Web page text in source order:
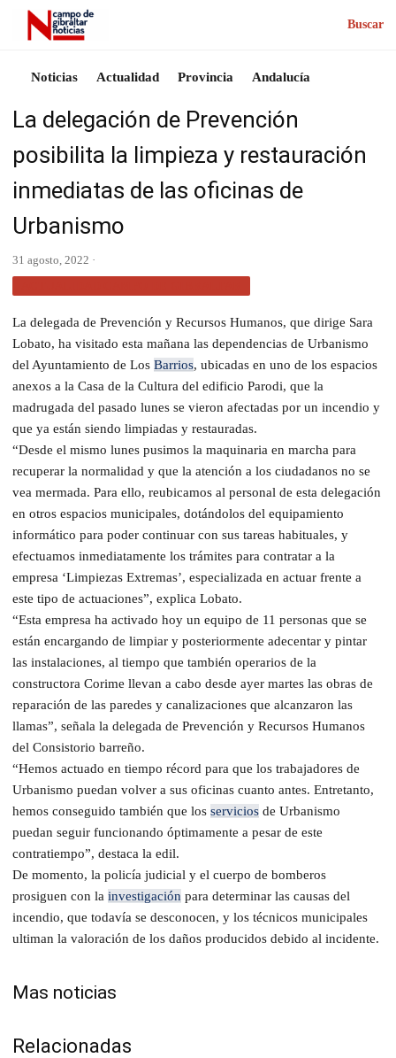
Buscar
Noticias Actualidad Provincia Andalucía
La delegación de Prevención
posibilita la limpieza y restauración
inmediatas de las oficinas de
Urbanismo
31 agosto, 2022 ·
La delegada de Prevención y Recursos Humanos, que dirige Sara
Lobato, ha visitado esta mañana las dependencias de Urbanismo
del Ayuntamiento de Los Barrios, ubicadas en uno de los espacios
anexos a la Casa de la Cultura del edificio Parodi, que la
madrugada del pasado lunes se vieron afectadas por un incendio y
que ya están siendo limpiadas y restauradas.
“Desde el mismo lunes pusimos la maquinaria en marcha para
recuperar la normalidad y que la atención a los ciudadanos no se
vea mermada. Para ello, reubicamos al personal de esta delegación
en otros espacios municipales, dotándolos del equipamiento
informático para poder continuar con sus tareas habituales, y
efectuamos inmediatamente los trámites para contratar a la
empresa ‘Limpiezas Extremas’, especializada en actuar frente a
este tipo de actuaciones”, explica Lobato.
“Esta empresa ha activado hoy un equipo de 11 personas que se
están encargando de limpiar y posteriormente adecentar y pintar
las instalaciones, al tiempo que también operarios de la
constructora Corime llevan a cabo desde ayer martes las obras de
reparación de las paredes y canalizaciones que alcanzaron las
llamas”, señala la delegada de Prevención y Recursos Humanos
del Consistorio barreño.
“Hemos actuado en tiempo récord para que los trabajadores de
Urbanismo puedan volver a sus oficinas cuanto antes. Entretanto,
hemos conseguido también que los servicios de Urbanismo
puedan seguir funcionando óptimamente a pesar de este
contratiempo”, destaca la edil.
De momento, la policía judicial y el cuerpo de bomberos
prosiguen con la investigación para determinar las causas del
incendio, que todavía se desconocen, y los técnicos municipales
ultiman la valoración de los daños producidos debido al incidente.
Mas noticias
Relacionadas